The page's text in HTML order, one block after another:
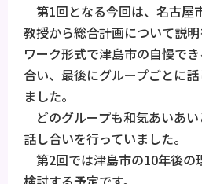
第1回となる今回は、名古屋
教授から総合計画について説
ワーク形式で津島市の自慢で
合い、最後にグループごとに
ました。
どのグループも和気あいあ
話し合いを行っていました。
第2回では津島市の10年後の